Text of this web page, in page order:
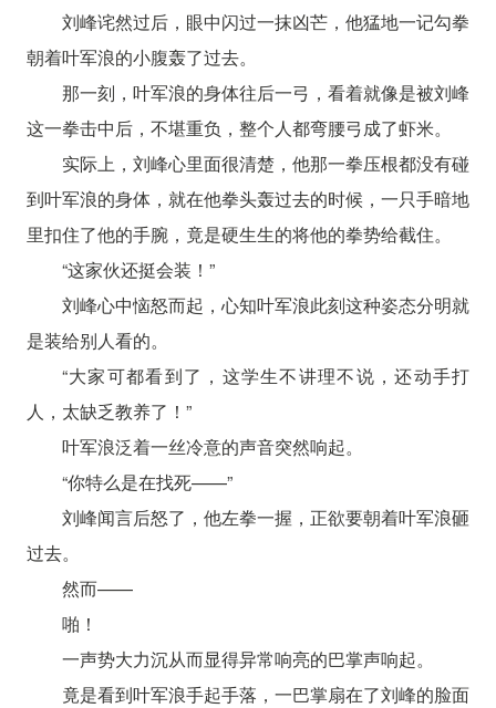
刘峰诧然过后，眼中闪过一抹凶芒，他猛地一记勾拳
朝着叶军浪的小腹轰了过去。
那一刻，叶军浪的身体往后一弓，看着就像是被刘峰
这一拳击中后，不堪重负，整个人都弯腰弓成了虾米。
实际上，刘峰心里面很清楚，他那一拳压根都没有碰
到叶军浪的身体，就在他拳头轰过去的时候，一只手暗地
里扣住了他的手腕，竟是硬生生的将他的拳势给截住。
“这家伙还挺会装！”
刘峰心中恼怒而起，心知叶军浪此刻这种姿态分明就
是装给别人看的。
“大家可都看到了，这学生不讲理不说，还动手打
人，太缺乏教养了！”
叶军浪泛着一丝冷意的声音突然响起。
“你特么是在找死——”
刘峰闻言后怒了，他左拳一握，正欲要朝着叶军浪砸
过去。
然而——
啪！
一声势大力沉从而显得异常响亮的巴掌声响起。
竟是看到叶军浪手起手落，一巴掌扇在了刘峰的脸面